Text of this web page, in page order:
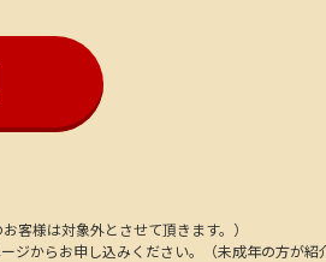
客様は対象外とさせて頂きます。）
ジからお申し込みください。（未成年の方が紹